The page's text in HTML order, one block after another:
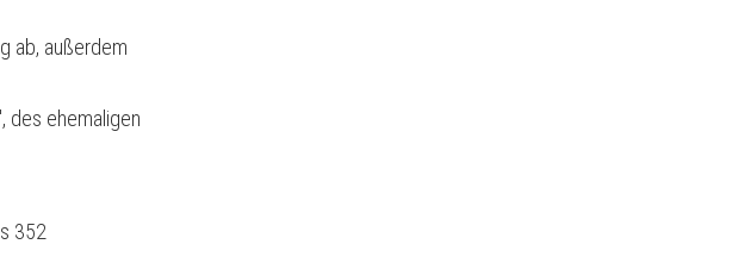
ab, außerdem
des ehemaligen
352